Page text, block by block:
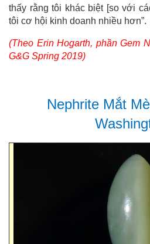
thấy rằng tôi khác biệt [so với
tôi cơ hội kinh doanh nhiều hơn”.
(Theo Erin Hogarth, phần Gem
G&G Spring 2019)
Nephrite Mắt